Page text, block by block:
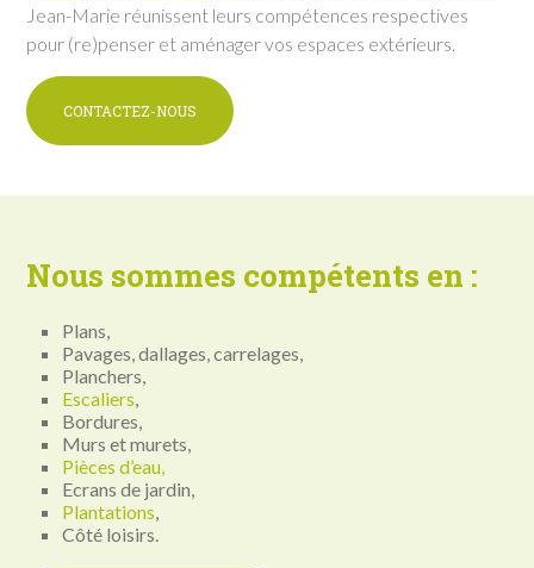
Jean-Marie réunissent leurs compétences respectives
pour (re)penser et aménager vos espaces extérieurs.
CONTACTEZ-NOUS
Nous sommes compétents en :
Plans,
Pavages, dallages, carrelages,
Planchers,
Escaliers,
Bordures,
Murs et murets,
Pièces d’eau,
Ecrans de jardin,
Plantations,
Côté loisirs.